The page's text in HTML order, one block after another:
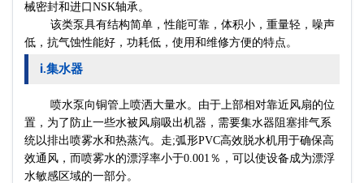
械密封和进口NSK轴承。
该类泵具有结构简单，性能可靠，体积小，重量轻，噪声
低，抗气蚀性能好，功耗低，使用和维修方便的特点。
i.集水器
喷水泵向铜管上喷洒大量水。由于上部相对靠近风扇的位
置，为了防止一些水被风扇吸出机器，需要集水器阻塞排气系
统以排出喷雾水和热蒸汽。走;弧形PVC高效脱水机用于确保高
效通风，而喷雾水的漂浮率小于0.001％，可以使设备成为漂浮
水敏感区域的一部分。